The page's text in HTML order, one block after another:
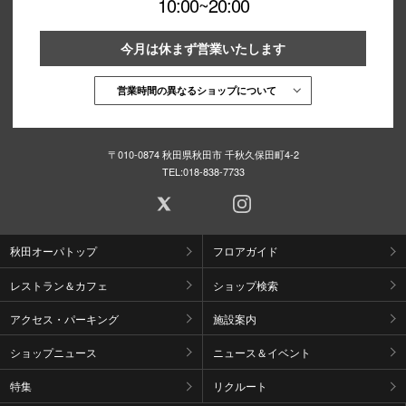
今月は休まず営業いたします
営業時間の異なるショップについて
〒010-0874 秋田県秋田市 千秋久保田町4-2
TEL:018-838-7733
秋田オーパトップ フロアガイド
レストラン＆カフェ ショップ検索
アクセス・パーキング 施設案内
ショップニュース ニュース＆イベント
特集 リクルート